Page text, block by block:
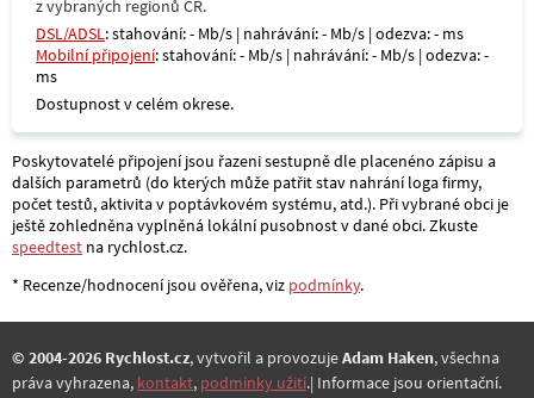
z vybraných regionů ČR.
DSL/ADSL: stahování: - Mb/s | nahrávání: - Mb/s | odezva: - ms
Mobilní připojení: stahování: - Mb/s | nahrávání: - Mb/s | odezva: -
ms
Dostupnost v celém okrese.
Poskytovatelé připojení jsou řazeni sestupně dle placenéno zápisu a
dalších parametrů (do kterých může patřit stav nahrání loga firmy,
počet testů, aktivita v poptávkovém systému, atd.). Při vybrané obci je
ještě zohledněna vyplněná lokální pusobnost v dané obci. Zkuste
speedtest na rychlost.cz.
* Recenze/hodnocení jsou ověřena, viz podmínky.
© 2004-2026 Rychlost.cz, vytvořil a provozujeAdam Haken, všechna
práva vyhrazena, kontakt, podmínky užití.| Informace jsou orientační.